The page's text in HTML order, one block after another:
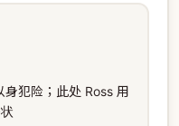
犯险；此处 Ross 用